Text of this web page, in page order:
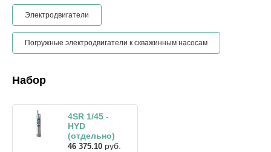
Электродвигатели
Погружные электродвигатели к скважинным насосам
Набор
4SR 1/45 -
HYD
(отдельно)
46 375.10 руб.